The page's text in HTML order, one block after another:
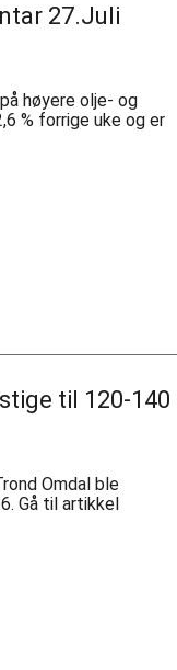
27.Juli
høyere olje- og
% forrige uke og er
til 120-140
Omdal ble
Gå til artikkel